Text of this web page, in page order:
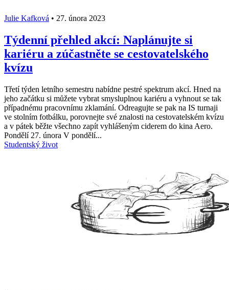
Julie Kafková • 27. února 2023
Týdenní přehled akcí: Naplánujte si
kariéru a zúčastněte se cestovatelského
kvízu
Třetí týden letního semestru nabídne pestré spektrum akcí. Hned na
jeho začátku si můžete vybrat smysluplnou kariéru a vyhnout se tak
případnému pracovnímu zklamání. Odreagujte se pak na IS turnaji
ve stolním fotbálku, porovnejte své znalosti na cestovatelském kvízu
a v pátek běžte všechno zapít vyhlášeným ciderem do kina Aero.
Pondělí 27. února V pondělí...
Studentský život